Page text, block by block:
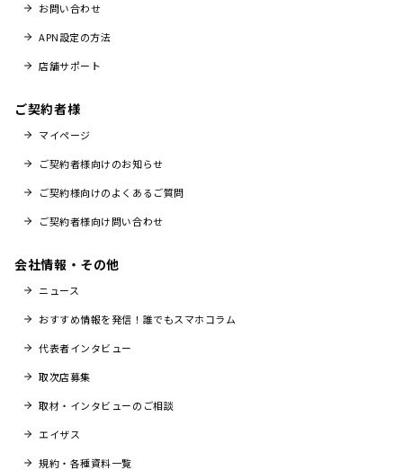
お問い合わせ
APN設定の方法
店舗サポート
ご契約者様
マイページ
ご契約者様向けのお知らせ
ご契約様向けのよくあるご質問
ご契約者様向け問い合わせ
会社情報・その他
ニュース
おすすめ情報を発信！誰でもスマホコラム
代表者インタビュー
取次店募集
取材・インタビューのご相談
エイザス
規約・各種資料一覧